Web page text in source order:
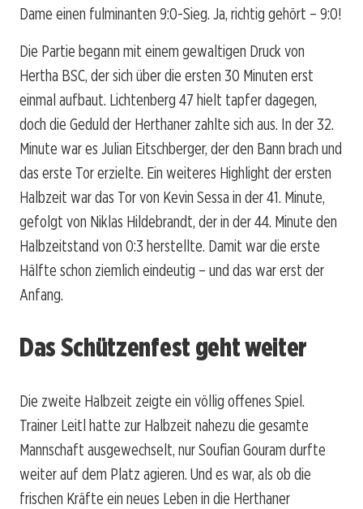
Dame einen fulminanten 9:0-Sieg. Ja, richtig gehört – 9:0!
Die Partie begann mit einem gewaltigen Druck von
Hertha BSC, der sich über die ersten 30 Minuten erst
einmal aufbaut. Lichtenberg 47 hielt tapfer dagegen,
doch die Geduld der Herthaner zahlte sich aus. In der 32.
Minute war es Julian Eitschberger, der den Bann brach und
das erste Tor erzielte. Ein weiteres Highlight der ersten
Halbzeit war das Tor von Kevin Sessa in der 41. Minute,
gefolgt von Niklas Hildebrandt, der in der 44. Minute den
Halbzeitstand von 0:3 herstellte. Damit war die erste
Hälfte schon ziemlich eindeutig – und das war erst der
Anfang.
Das Schützenfest geht weiter
Die zweite Halbzeit zeigte ein völlig offenes Spiel.
Trainer Leitl hatte zur Halbzeit nahezu die gesamte
Mannschaft ausgewechselt, nur Soufian Gouram durfte
weiter auf dem Platz agieren. Und es war, als ob die
frischen Kräfte ein neues Leben in die Herthaner